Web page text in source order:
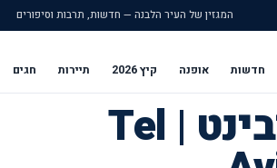
המגזין של העיר הלבנה — חדשות, תרבות וסיפורים
חדשות אופנה קיץ 2026 תיירות חגים
תלאביבינט | Tel